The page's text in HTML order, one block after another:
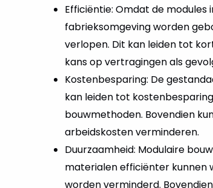
Efficiëntie: Omdat de
fabrieksomgeving worden
verlopen. Dit kan leiden tot
kans op vertragingen als
Kostenbesparing: De
kan leiden tot
bouwmethoden. Bovendien
arbeidskosten verminderen.
Duurzaamheid: Modulaire
materialen efficiënter kunnen
worden verminderd.